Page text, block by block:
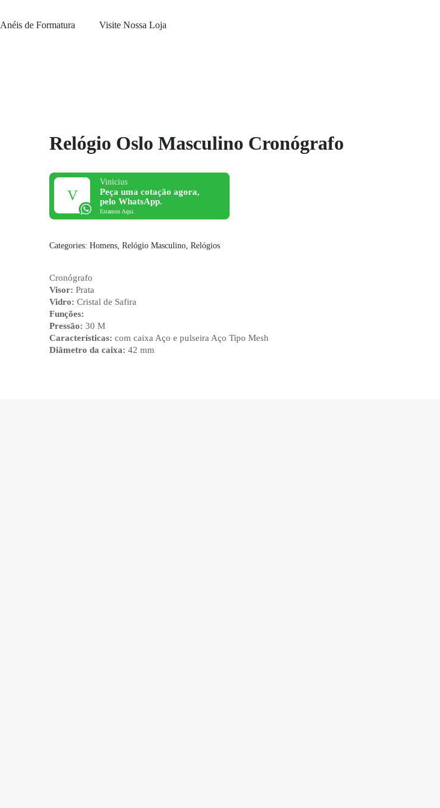
Anéis de Formatura Visite Nossa Loja
Relógio Oslo Masculino Cronógrafo
Vinicius
Peça uma cotação agora,
pelo WhatsApp.
Estamos Aqui.
Categories: Homens, Relógio Masculino, Relógios
Cronógrafo
Visor: Prata
Vidro: Cristal de Safira
Funções:
Pressão: 30 M
Características: com caixa Aço e pulseira Aço Tipo Mesh
Diâmetro da caixa: 42 mm